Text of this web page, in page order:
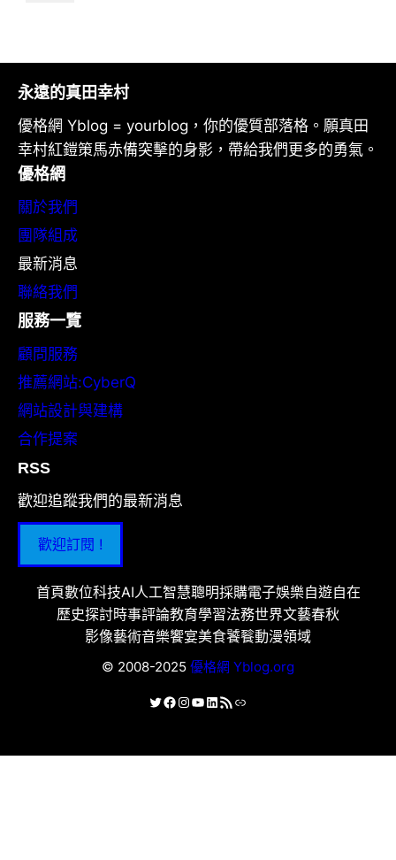
永遠的真田幸村
優格網 Yblog = yourblog，你的優質部落格。願真田
幸村紅鎧策馬赤備突擊的身影，帶給我們更多的勇氣。
優格網
關於我們
團隊組成
最新消息
聯絡我們
服務一覽
顧問服務
推薦網站:CyberQ
網站設計與建構
合作提案
RSS
歡迎追蹤我們的最新消息
歡迎訂閱 !
首頁數位科技AI人工智慧聰明採購電子娛樂自遊自在
歷史探討時事評論教育學習法務世界文藝春秋
影像藝術音樂饗宴美食饕餮動漫領域
© 2008-2025 優格網 Yblog.org
X Facebook
Instagram
YouTube
LinkedIn
RSS 資訊提供連結